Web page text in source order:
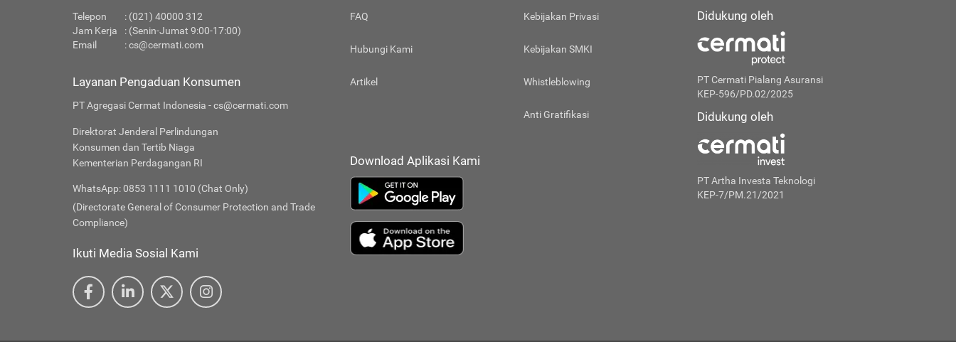
Telepon
: (021) 40000 312
Jam Kerja
: (Senin-Jumat 9:00-17:00)
Email
:cs@cermati.com
Layanan Pengaduan Konsumen
PT Agregasi Cermat Indonesia - cs@cermati.com
Direktorat Jenderal Perlindungan
Konsumen dan Tertib Niaga
Kementerian Perdagangan RI
WhatsApp: 0853 1111 1010 (Chat Only)
(Directorate General of Consumer Protection and Trade
Compliance)
Ikuti Media Sosial Kami
FAQ
Hubungi Kami
Artikel
Kebijakan Privasi
Kebijakan SMKI
Whistleblowing
Anti Gratifikasi
Download Aplikasi Kami
Didukung oleh
PT Cermati Pialang Asuransi
KEP-596/PD.02/2025
Didukung oleh
PT Artha Investa Teknologi
KEP-7/PM.21/2021